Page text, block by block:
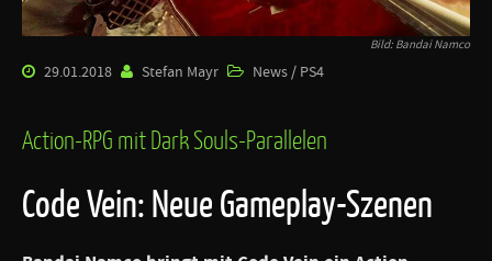
Bild: Bandai Namco
29.01.2018 Stefan Mayr News / PS4
Action-RPG mit Dark Souls-Parallelen
Code Vein: Neue Gameplay-Szenen